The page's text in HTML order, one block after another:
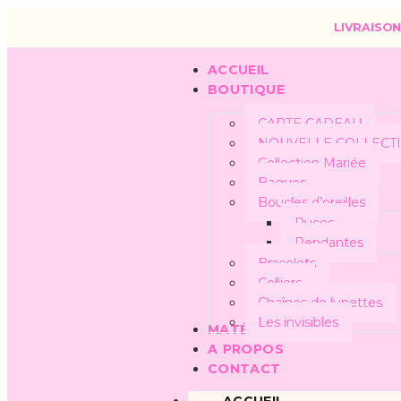
ACCUEIL
BOUTIQUE
CARTE CADEAU
NOUVELLE
Collection Mariée
Bagues
Boucles d’oreilles
Puces
Pendantes
Bracelets
Colliers
Chaînes de lunettes
Les invisibles
MATÉRIAUX
A PROPOS
CONTACT